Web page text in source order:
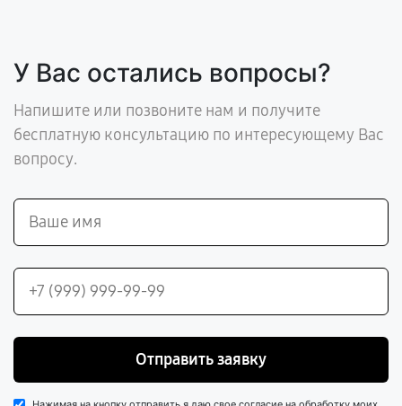
У Вас остались вопросы?
Напишите или позвоните нам и получите
бесплатную консультацию по интересующему Вас
вопросу.
Отправить заявку